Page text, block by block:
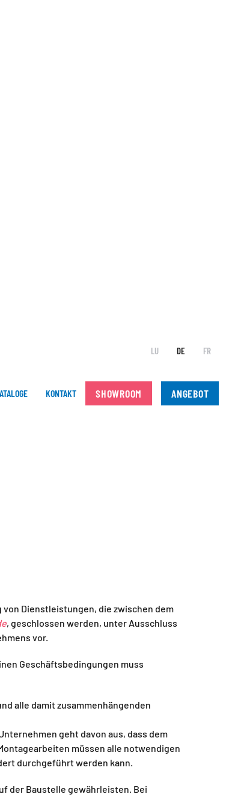
LU DE FR
KONTAKT SHOWROOM ANGEBOT
Dienstleistungen, die zwischen dem
, geschlossen werden, unter Ausschluss
vor.
Geschäftsbedingungen muss
alle damit zusammenhängenden
geht davon aus, dass dem
müssen alle notwendigen
durchgeführt werden kann.
der Baustelle gewährleisten. Bei